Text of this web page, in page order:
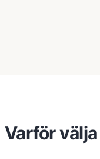
Varför